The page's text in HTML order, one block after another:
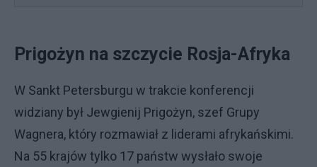
Prigożyn na szczycie Rosja-Afryka
W Sankt Petersburgu w trakcie konferencji
widziany był Jewgienij Prigożyn, szef Grupy
Wagnera, który rozmawiał z liderami afrykańskimi.
Na 55 krajów tylko 17 państw wysłało swoje